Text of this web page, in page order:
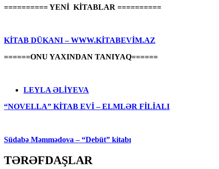
========== YENİ KİTABLAR ==========
KİTAB DÜKANI – WWW.KİTABEVİM.AZ
======ONU YAXINDAN TANIYAQ======
LEYLA ƏLİYEVA
“NOVELLA” KİTAB EVİ – ELMLƏR FİLİALI
Südabə Məmmədova – “Debüt” kitabı
TƏRƏFDAŞLAR